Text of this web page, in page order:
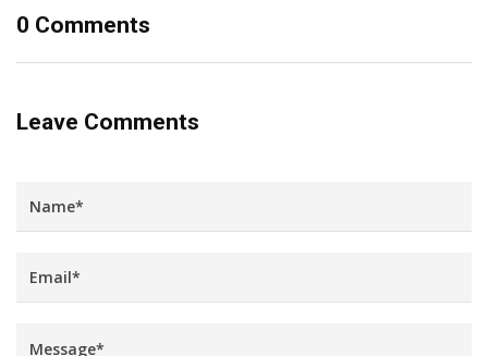
0 Comments
Leave Comments